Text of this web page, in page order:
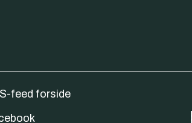
feed forside